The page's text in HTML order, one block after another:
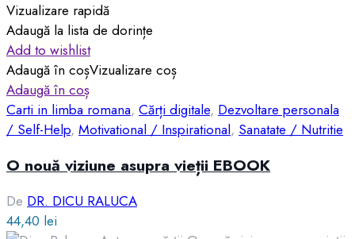
Vizualizare rapidă
Adaugă la lista de dorințe
Add to wishlist
Adaugă în coșVizualizare coș
Adaugă în coș
Carti in limba romana, Cărți digitale, Dezvoltare personala
/ Self-Help, Motivational / Inspirational, Sanatate / Nutritie
O nouă viziune asupra vieții EBOOK
De DR. DICU RALUCA
44,40 lei